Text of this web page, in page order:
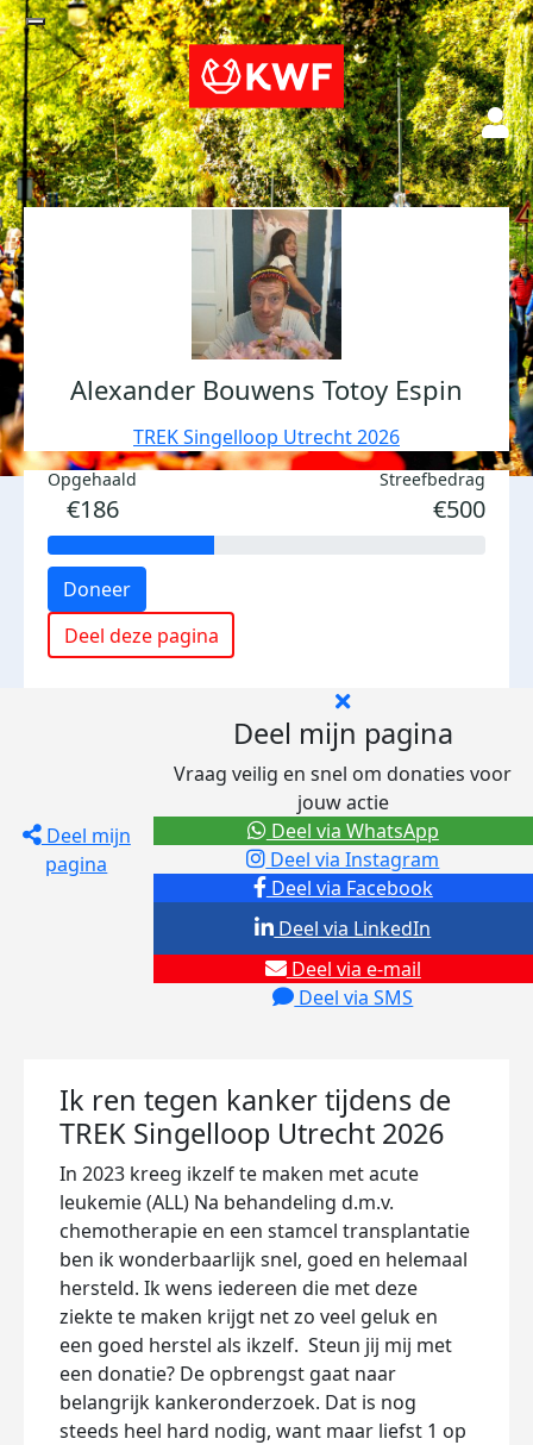
Alexander Bouwens Totoy Espin
TREK Singelloop Utrecht 2026
Opgehaald
€186
Streefbedrag
€500
Doneer
Deel deze pagina
Deel mijn
pagina
Deel mijn pagina
Vraag veilig en snel om donaties voor
jouw actie
Deel via Facebook
Deel via Instagram
Deel via e-mail
Deel via SMS
Deel via LinkedIn
Deel via WhatsApp
Ik ren tegen kanker tijdens de
TREK Singelloop Utrecht 2026
In 2023 kreeg ikzelf te maken met acute
leukemie (ALL) Na behandeling d.m.v.
chemotherapie en een stamcel transplantatie
ben ik wonderbaarlijk snel, goed en helemaal
hersteld. Ik wens iedereen die met deze
ziekte te maken krijgt net zo veel geluk en
een goed herstel als ikzelf. Steun jij mij met
een donatie? De opbrengst gaat naar
belangrijk kankeronderzoek. Dat is nog
steeds heel hard nodig, want maar liefst 1 op